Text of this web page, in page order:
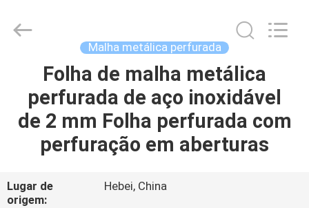
CASA
PRODUTOS
SOBRE
NÓS
Mesh
MFG
Malha metálica perfurada
Folha de malha metálica
perfurada de aço inoxidável
de 2 mm Folha perfurada com
perfuração em aberturas
Lugar de
origem:
Hebei, China